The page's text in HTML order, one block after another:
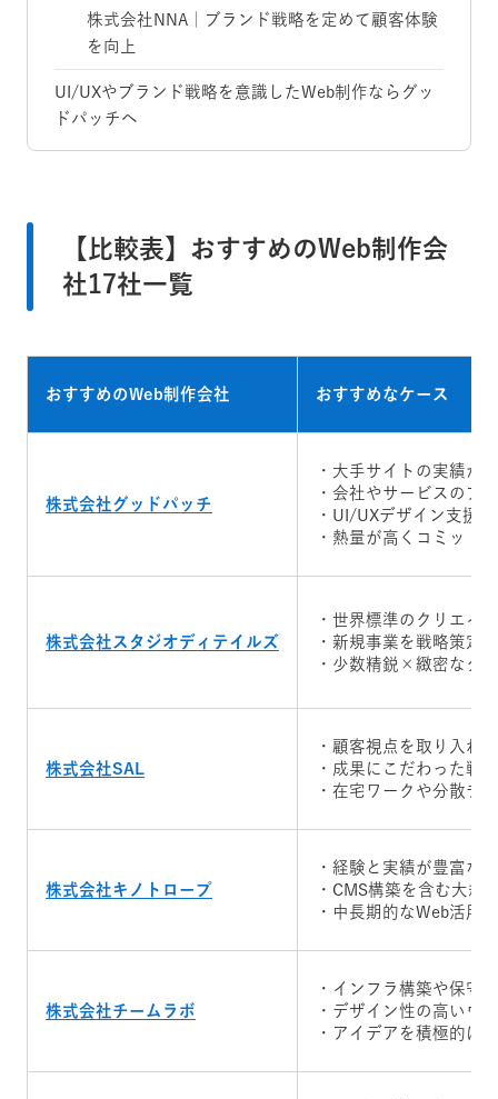
株式会社NNA｜ブランド戦略を定めて顧客体験
を向上
UI/UXやブランド戦略を意識したWeb制作ならグッ
ドパッチへ
【比較表】おすすめのWeb制作会
社17社一覧
おすすめのWeb制作会社 おすすめなケース
株式会社グッドパッチ
・大手サイトの実績が
・会社やサービスのブ
・UI/UXデザイン支援
・熱量が高くコミット
株式会社スタジオディテイルズ
・世界標準のクリエイ
・新規事業を戦略策定
・少数精鋭×緻密なク
株式会社SAL
・顧客視点を取り入れ
・成果にこだわった戦
・在宅ワークや分散チ
株式会社キノトロープ
・経験と実績が豊富な
・CMS構築を含む大規
・中長期的なWeb活用
株式会社チームラボ
・インフラ構築や保守
・デザイン性の高いウ
・アイデアを積極的に